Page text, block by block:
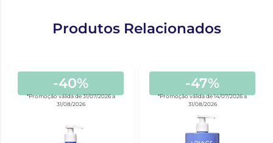
Produtos Relacionados
-40%
*Promoção válida de 31/07/2026 a
31/08/2026
-47%
*Promoção válida de 14/07/2026 a
31/08/2026